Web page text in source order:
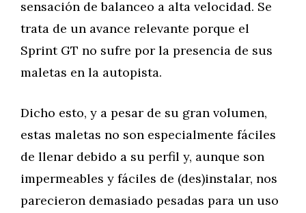
sensación de balanceo a alta velocidad. Se
trata de un avance relevante porque el
Sprint GT no sufre por la presencia de sus
maletas en la autopista.
Dicho esto, y a pesar de su gran volumen,
estas maletas no son especialmente fáciles
de llenar debido a su perfil y, aunque son
impermeables y fáciles de (des)instalar, nos
parecieron demasiado pesadas para un uso